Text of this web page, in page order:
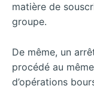
matière de
groupe.
De même, un
procédé au
d’opérations